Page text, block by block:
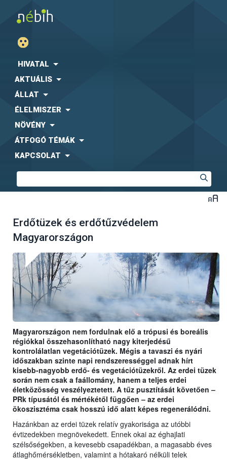
HIVATAL
AKTUÁLIS
ÁLLAT
ÉLELMISZER
NÖVÉNY
ÁTFOGÓ TÉMÁK
KAPCSOLAT
Erdőtüzek és erdőtűzvédelem
Magyarországon
Magyarországon nem fordulnak elő a trópusi és boreális
régiókkal összehasonlítható nagy kiterjedésű
kontrolálatlan vegetációtüzek. Mégis a tavaszi és nyári
időszakban szinte napi rendszerességgel adnak hírt
kisebb-nagyobb erdő- és vegetációtüzekről. Az erdei tüzek
során nem csak a faállomány, hanem a teljes erdei
életközösség veszélyeztetett. A tűz pusztítását követően –
PRk típusától és mértékétől függően – az erdei
ökoszisztéma csak hosszú idő alatt képes regenerálódni.
Hazánkban az erdei tüzek relatív gyakorisága az utóbbi
évtizedekben megnövekedett. Ennek okai az éghajlati
szélsőségekben, a kevesebb csapadékban, a magasabb éves
átlaghőmérsékletben, valamint a hótakaró nélküli telek